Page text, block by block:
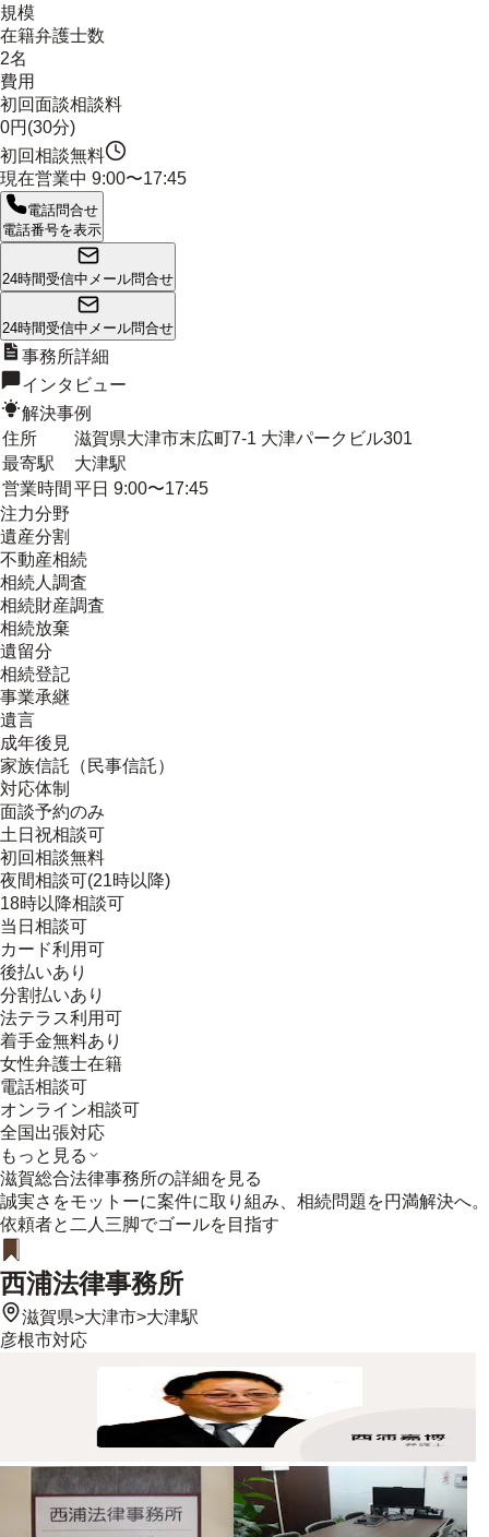
規模
在籍弁護士数
2名
費用
初回面談相談料
0円(30分)
初回相談無料
現在営業中 9:00〜17:45
電話問合せ
電話番号を表示
24時間受信中 メール問合せ
24時間受信中 メール問合せ
事務所詳細
インタビュー
解決事例
住所
滋賀県大津市末広町7-1 大津パークビル301
最寄駅
大津駅
営業時間 平日 9:00〜17:45
注力分野
遺産分割
不動産相続
相続人調査
相続財産調査
相続放棄
遺留分
相続登記
事業承継
遺言
成年後見
家族信託（民事信託）
対応体制
面談予約のみ
土日祝相談可
初回相談無料
夜間相談可(21時以降)
18時以降相談可
当日相談可
カード利用可
後払いあり
分割払いあり
法テラス利用可
着手金無料あり
女性弁護士在籍
電話相談可
オンライン相談可
全国出張対応
もっと見る
滋賀総合法律事務所の詳細を見る
誠実さをモットーに案件に取り組み、相続問題を円満解決へ。
依頼者と二人三脚でゴールを目指す
西浦法律事務所
滋賀県>大津市>大津駅
彦根市対応